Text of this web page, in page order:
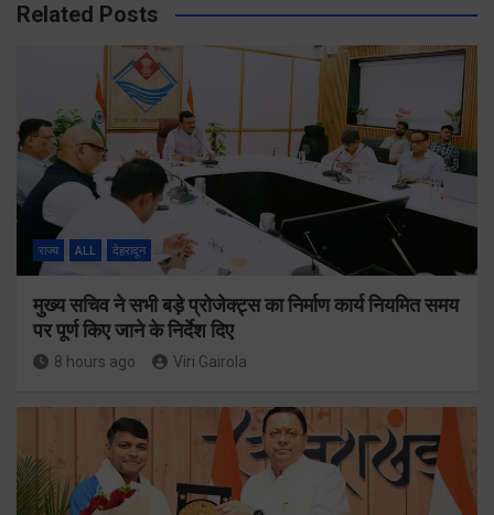
Related Posts
राज्य ALL देहरादून
मुख्य सचिव ने सभी बड़े प्रोजेक्ट्स का निर्माण कार्य नियमित समय
पर पूर्ण किए जाने के निर्देश दिए
8 hours ago Viri Gairola